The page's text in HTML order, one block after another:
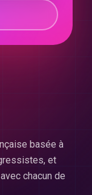
basée à
et
chacun de